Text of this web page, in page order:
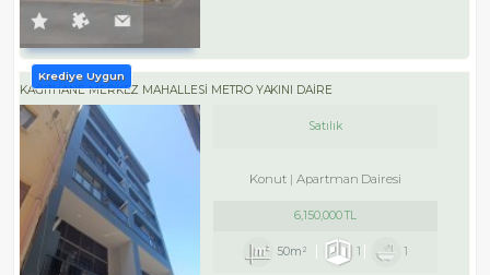
KAĞITHANE MERKEZ MAHALLESİ METRO YAKINI DAİRE
Krediye Uygun
Satılık
Konut Apartman Dairesi
6,150,000 TL
50m² 1 1